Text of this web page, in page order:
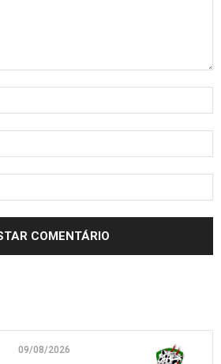
09/08/2026